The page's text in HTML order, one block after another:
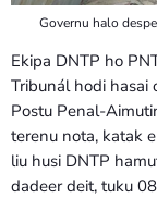
Governu halo
Ekipa DNTP ho
Tribunál hodi
Postu Penal-
terenu nota, katak
liu husi DNTP
dadeer deit, tuku